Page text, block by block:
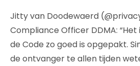
Jitty van Doodewaerd
Compliance Officer DDMA:
de Code zo goed is opgepakt.
de ontvanger te allen tijden